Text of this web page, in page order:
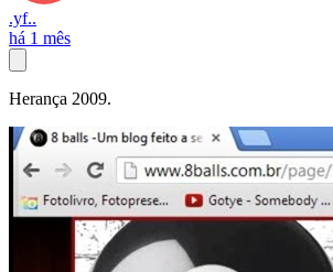
.yf..
há 1 mês
Herança 2009.